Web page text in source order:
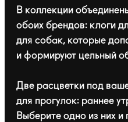
В коллекции
обоих брендов: клоги
для собак, которые
и формируют цельный
Две расцветки под
для прогулок: раннее
Выберите одно из них и